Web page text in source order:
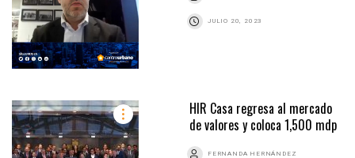
JULIO 20, 2023
HIR Casa regresa al mercado
de valores y coloca 1,500 mdp
FERNANDA HERNÁNDEZ